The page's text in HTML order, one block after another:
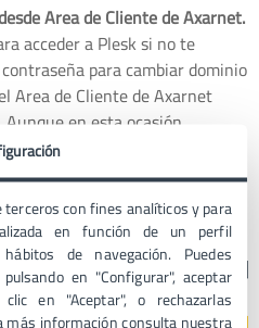
Area de Cliente de Axarnet.
acceder a Plesk si no te
para cambiar dominio
Area de Cliente de Axarnet
en esta ocasión
y contraseña de Axarnet. Y si
para recuperar contraseña
a tu correo un email para
con fines analíticos y para
en función de un perfil
de navegación. Puedes
en "Configurar", aceptar
en "Aceptar", o rechazarlas
más información consulta nuestra